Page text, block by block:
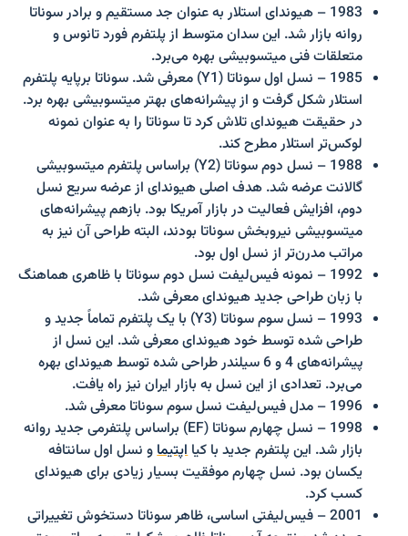
1983 – هیوندای استلار به عنوان جد مستقیم و برادر سوناتا
روانه بازار شد. این سدان متوسط از پلتفرم فورد تانوس و
متعلقات فنی میتسوبیشی بهره می‌برد.
1985 – نسل اول سوناتا (Y1) معرفی شد. سوناتا برپایه پلتفرم
استلار شکل گرفت و از پیشرانه‌های بهتر میتسوبیشی بهره برد.
در حقیقت هیوندای تلاش کرد تا سوناتا را به عنوان نمونه
لوکس‌تر استلار مطرح کند.
1988 – نسل دوم سوناتا (Y2) براساس پلتفرم میتسوبیشی
گالانت عرضه شد. هدف اصلی هیوندای از عرضه سریع نسل
دوم، افزایش فعالیت در بازار آمریکا بود. بازهم پیشرانه‌های
میتسوبیشی نیروبخش سوناتا بودند، البته طراحی آن نیز به
مراتب مدرن‌تر از نسل اول بود.
1992 – نمونه فیس‌لیفت نسل دوم سوناتا با ظاهری هماهنگ
با زبان طراحی جدید هیوندای معرفی شد.
1993 – نسل سوم سوناتا (Y3) با یک پلتفرم تماماً جدید و
طراحی شده توسط خود هیوندای معرفی شد. این نسل از
پیشرانه‌های 4 و 6 سیلندر طراحی شده توسط هیوندای بهره
می‌برد. تعدادی از این نسل به بازار ایران نیز راه یافت.
1996 – مدل فیس‌لیفت نسل سوم سوناتا معرفی شد.
1998 – نسل چهارم سوناتا (EF) براساس پلتفرمی جدید روانه
بازار شد. این پلتفرم جدید با کیااپتیماو نسل اول سانتافه
یکسان بود. نسل چهارم موفقیت بسیار زیادی برای هیوندای
کسب کرد.
2001 – فیس‌لیفتی اساسی، ظاهر سوناتا دستخوش تغییراتی